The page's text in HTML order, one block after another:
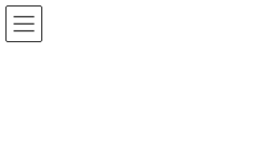
コ
ン
ナ
ビ